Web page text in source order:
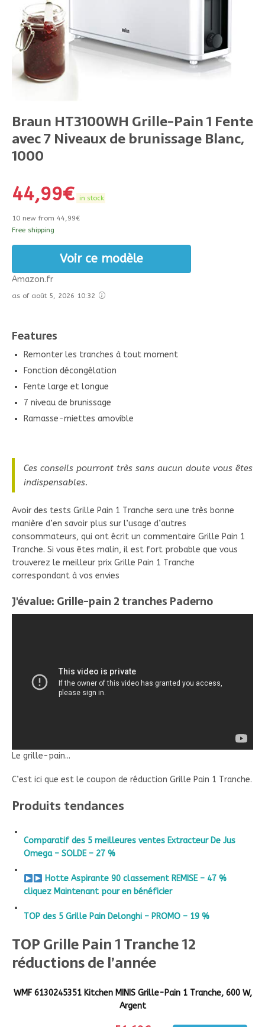
Braun HT3100WH Grille-Pain 1 Fente
avec 7 Niveaux de brunissage Blanc,
1000
44,99€ in stock
10 new from 44,99€
Free shipping
Voir ce modèle
Amazon.fr
as of août 5, 2026 10:32
Features
Remonter les tranches à tout moment
Fonction décongélation
Fente large et longue
7 niveau de brunissage
Ramasse-miettes amovible
Ces conseils pourront très sans aucun doute vous êtes
indispensables.
Avoir des tests Grille Pain 1 Tranche sera une très bonne
manière d’en savoir plus sur l’usage d’autres
consommateurs, qui ont écrit un commentaire Grille Pain 1
Tranche. Si vous êtes malin, il est fort probable que vous
trouverez le meilleur prix Grille Pain 1 Tranche
correspondant à vos envies
J'évalue: Grille-pain 2 tranches Paderno
Le grille-pain...
C’est ici que est le coupon de réduction Grille Pain 1 Tranche.
Produits tendances
Comparatif des 5 meilleures ventes Extracteur De Jus
Omega – SOLDE – 27 %
Hotte Aspirante 90 classement REMISE – 47 %
cliquez Maintenant pour en bénéficier
TOP des 5 Grille Pain Delonghi – PROMO – 19 %
TOP Grille Pain 1 Tranche 12
réductions de l’année
WMF 6130245351 Kitchen MINIS Grille-Pain 1 Tranche, 600 W,
Argent